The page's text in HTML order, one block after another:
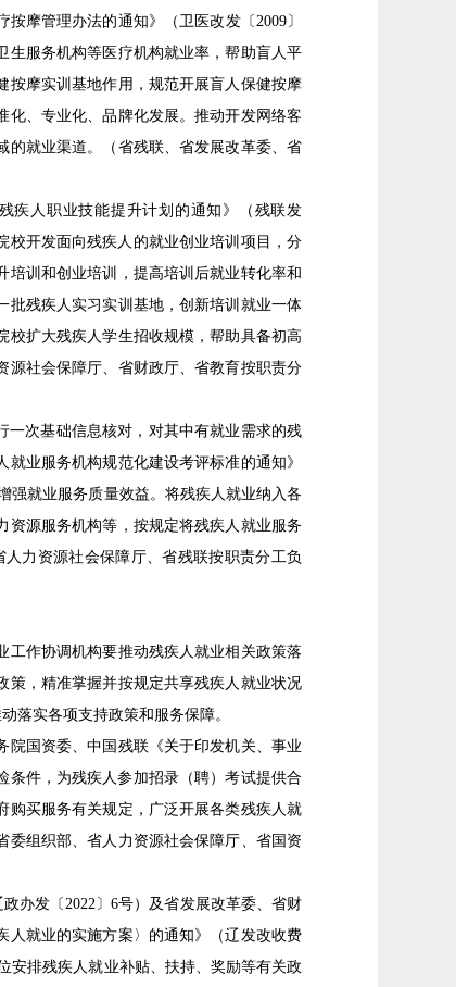
摩管理办法的通知》（卫医改发〔2009〕
生服务机构等医疗机构就业率，帮助盲人平
按摩实训基地作用，规范开展盲人保健按摩
化、专业化、品牌化发展。推动开发网络客
的就业渠道。（省残联、省发展改革委、省
人职业技能提升计划的通知》（残联发
校开发面向残疾人的就业创业培训项目，分
训和创业培训，提高培训后就业转化率和
批残疾人实习实训基地，创新培训就业一体
校扩大残疾人学生招收规模，帮助具备初高
源社会保障厅、省财政厅、省教育按职责分
次基础信息核对，对其中有就业需求的残
业服务机构规范化建设考评标准的通知》
强就业服务质量效益。将残疾人就业纳入各
资源服务机构等，按规定将残疾人就业服务
力资源社会保障厅、省残联按职责分工负
作协调机构要推动残疾人就业相关政策落
策，精准掌握并按规定共享残疾人就业状况
落实各项支持政策和服务保障。
国资委、中国残联《关于印发机关、事业
条件，为残疾人参加招录（聘）考试提供合
购买服务有关规定，广泛开展各类残疾人就
委组织部、省人力资源社会保障厅、省国资
办发〔2022〕6号）及省发展改革委、省财
人就业的实施方案〉的通知》（辽发改收费
安排残疾人就业补贴、扶持、奖励等有关政